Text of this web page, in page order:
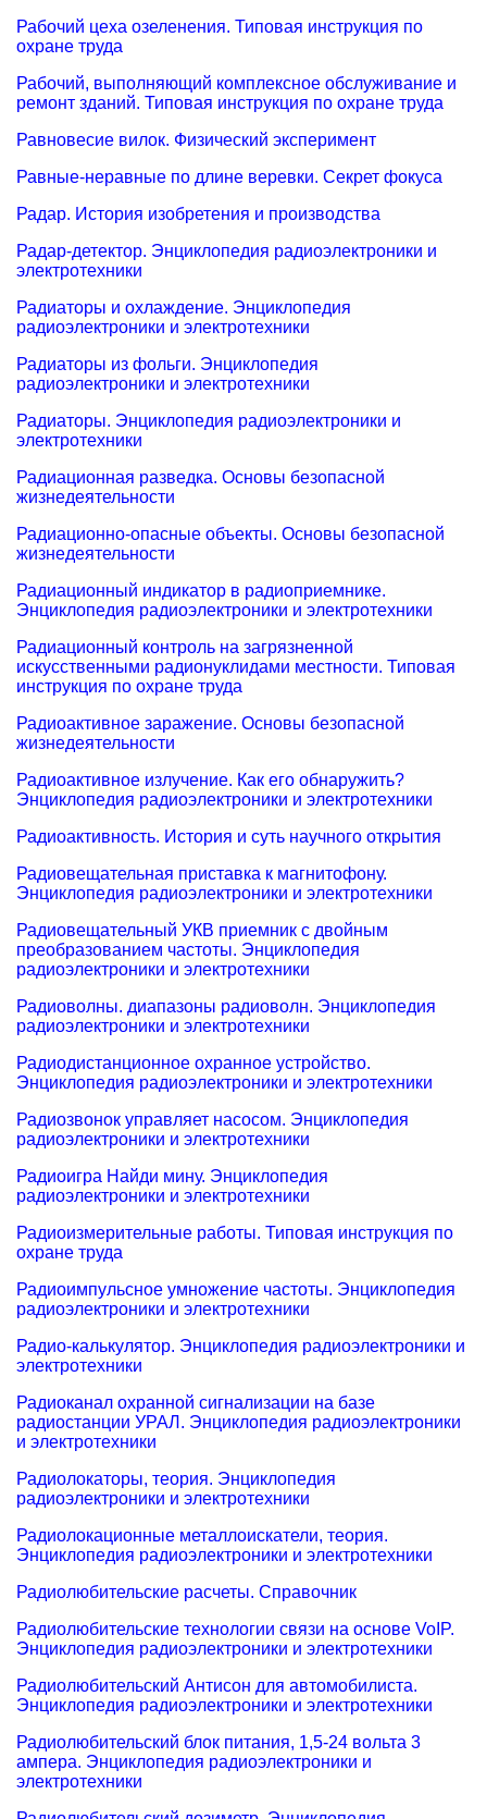
Рабочий цеха озеленения. Типовая инструкция по
охране труда
Рабочий, выполняющий комплексное обслуживание и
ремонт зданий. Типовая инструкция по охране труда
Равновесие вилок. Физический эксперимент
Равные-неравные по длине веревки. Секрет фокуса
Радар. История изобретения и производства
Радар-детектор. Энциклопедия радиоэлектроники и
электротехники
Радиаторы и охлаждение. Энциклопедия
радиоэлектроники и электротехники
Радиаторы из фольги. Энциклопедия
радиоэлектроники и электротехники
Радиаторы. Энциклопедия радиоэлектроники и
электротехники
Радиационная разведка. Основы безопасной
жизнедеятельности
Радиационно-опасные объекты. Основы безопасной
жизнедеятельности
Радиационный индикатор в радиоприемнике.
Энциклопедия радиоэлектроники и электротехники
Радиационный контроль на загрязненной
искусственными радионуклидами местности. Типовая
инструкция по охране труда
Радиоактивное заражение. Основы безопасной
жизнедеятельности
Радиоактивное излучение. Как его обнаружить?
Энциклопедия радиоэлектроники и электротехники
Радиоактивность. История и суть научного открытия
Радиовещательная приставка к магнитофону.
Энциклопедия радиоэлектроники и электротехники
Радиовещательный УКВ приемник с двойным
преобразованием частоты. Энциклопедия
радиоэлектроники и электротехники
Радиоволны. диапазоны радиоволн. Энциклопедия
радиоэлектроники и электротехники
Радиодистанционное охранное устройство.
Энциклопедия радиоэлектроники и электротехники
Радиозвонок управляет насосом. Энциклопедия
радиоэлектроники и электротехники
Радиоигра Найди мину. Энциклопедия
радиоэлектроники и электротехники
Радиоизмерительные работы. Типовая инструкция по
охране труда
Радиоимпульсное умножение частоты. Энциклопедия
радиоэлектроники и электротехники
Радио-калькулятор. Энциклопедия радиоэлектроники и
электротехники
Радиоканал охранной сигнализации на базе
радиостанции УРАЛ. Энциклопедия радиоэлектроники
и электротехники
Радиолокаторы, теория. Энциклопедия
радиоэлектроники и электротехники
Радиолокационные металлоискатели, теория.
Энциклопедия радиоэлектроники и электротехники
Радиолюбительские расчеты. Справочник
Радиолюбительские технологии связи на основе VoIP.
Энциклопедия радиоэлектроники и электротехники
Радиолюбительский Антисон для автомобилиста.
Энциклопедия радиоэлектроники и электротехники
Радиолюбительский блок питания, 1,5-24 вольта 3
ампера. Энциклопедия радиоэлектроники и
электротехники